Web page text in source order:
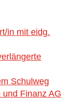
in mit eidg.
Schulweg
Finanz AG